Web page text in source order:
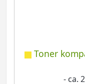
Toner
- ca.